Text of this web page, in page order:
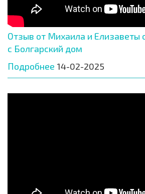
Отзыв от Михаила и Елизаветы
с Болгарский дом
Подробнее 14-02-2025